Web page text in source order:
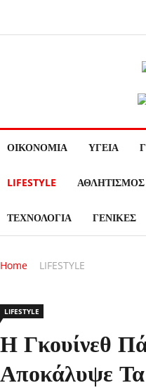
ΟΙΚΟΝΟΜΙΑ ΥΓΕΙΑ
LIFESTYLE ΑΘΛΗΤΙΣΜΟΣ
ΤΕΧΝΟΛΟΓΙΑ ΓΕΝΙΚΕΣ
Home LIFESTYLE
LIFESTYLE
Η Γκουίνεθ
Αποκάλυψε